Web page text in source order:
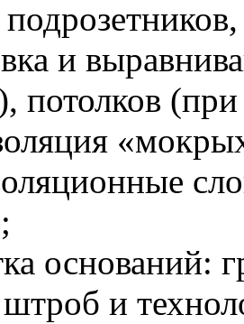
и
потолков
оснований:
штроб и